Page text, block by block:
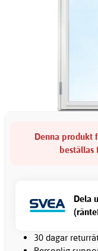
Denna produkt
beställas
Dela
30 dagar